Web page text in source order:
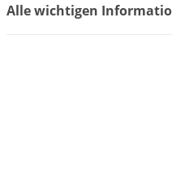
Alle wichtigen